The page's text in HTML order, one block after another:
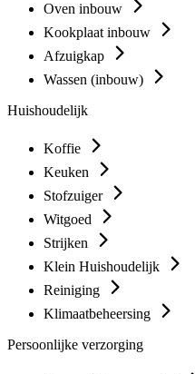
Oven inbouw
Kookplaat inbouw
Afzuigkap
Wassen (inbouw)
Huishoudelijk
Koffie
Keuken
Stofzuiger
Witgoed
Strijken
Klein Huishoudelijk
Reiniging
Klimaatbeheersing
Persoonlijke verzorging